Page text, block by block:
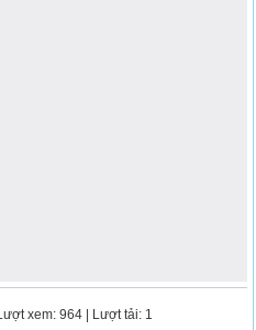
xem: 964 | Lượt tải: 1